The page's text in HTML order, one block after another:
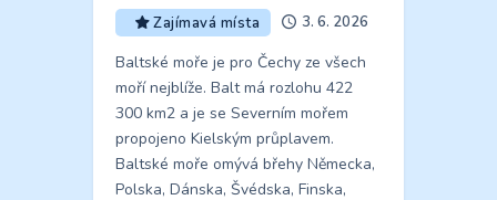
Zajímavá místa 3. 6. 2026
Baltské moře je pro Čechy ze všech
moří nejblíže. Balt má rozlohu 422
300 km2 a je se Severním mořem
propojeno Kielským průplavem.
Baltské moře omývá břehy Německa,
Polska, Dánska, Švédska, Finska,